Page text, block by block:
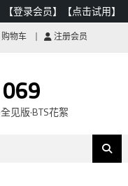
【登录会员】 【点击试用】
购物车 注册会员
见版·BTS花絮